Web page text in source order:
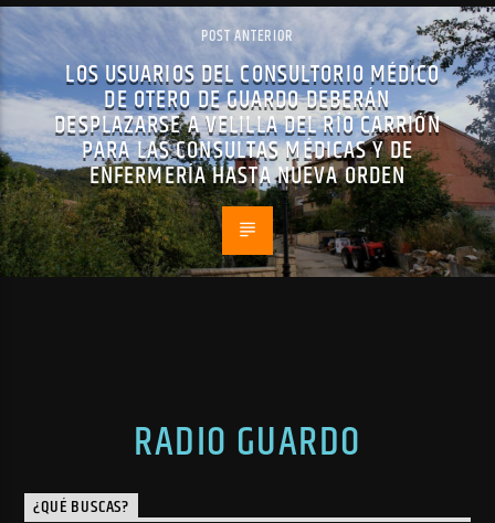
POST ANTERIOR
LOS USUARIOS DEL CONSULTORIO MÉDICO
DE OTERO DE GUARDO DEBERÁN
DESPLAZARSE A VELILLA DEL RÍO CARRIÓN
PARA LAS CONSULTAS MÉDICAS Y DE
ENFERMERÍA HASTA NUEVA ORDEN
RADIO GUARDO
¿QUÉ BUSCAS?